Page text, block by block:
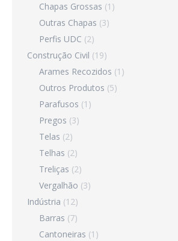
Chapas Grossas (1)
Outras Chapas (3)
Perfis UDC (2)
Construção Civil (19)
Arames Recozidos (1)
Outros Produtos (5)
Parafusos (1)
Pregos (3)
Telas (2)
Telhas (2)
Treliças (2)
Vergalhão (3)
Indústria (12)
Barras (7)
Cantoneiras (1)